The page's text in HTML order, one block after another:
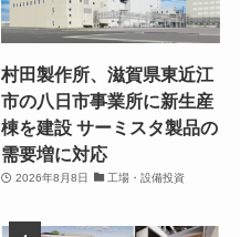
村田製作所、滋賀県東近江
市の八日市事業所に新生産
棟を建設 サーミスタ製品の
需要増に対応
2026年8月8日 工場・設備投資